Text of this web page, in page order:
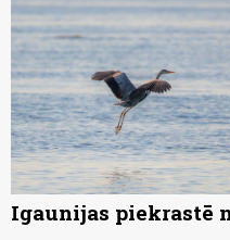
Igaunijas piekrastē